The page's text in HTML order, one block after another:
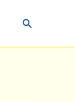
Search